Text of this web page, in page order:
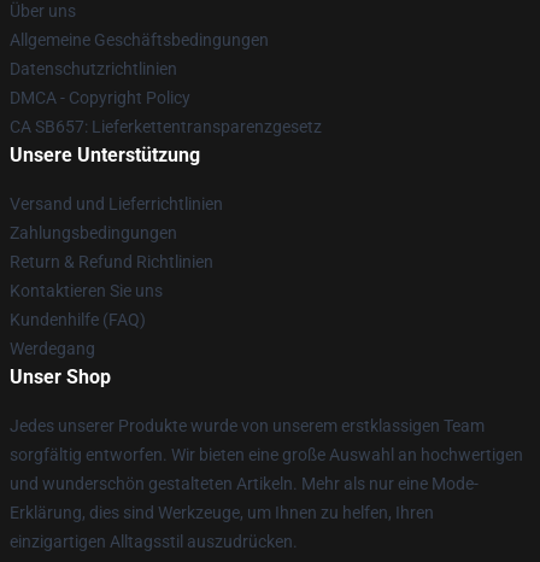
Über uns
Allgemeine Geschäftsbedingungen
Datenschutzrichtlinien
DMCA - Copyright Policy
CA SB657: Lieferkettentransparenzgesetz
Unsere Unterstützung
Versand und Lieferrichtlinien
Zahlungsbedingungen
Return & Refund Richtlinien
Kontaktieren Sie uns
Kundenhilfe (FAQ)
Werdegang
Unser Shop
Jedes unserer Produkte wurde von unserem erstklassigen Team
sorgfältig entworfen. Wir bieten eine große Auswahl an hochwertigen
und wunderschön gestalteten Artikeln. Mehr als nur eine Mode-
Erklärung, dies sind Werkzeuge, um Ihnen zu helfen, Ihren
einzigartigen Alltagsstil auszudrücken.